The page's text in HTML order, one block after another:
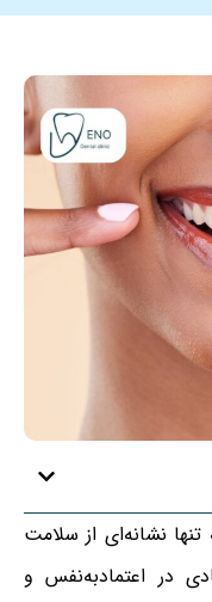
نشانه‌ای از سلامت
در اعتمادبه‌نفس و